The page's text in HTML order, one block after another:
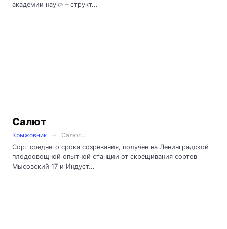
академии наук» – структ...
Салют
Крыжовник
Салют...
Сорт среднего срока созревания, получен на Ленинградской
плодоовощной опытной станции от скрещивания сортов
Мысовский 17 и Индуст...